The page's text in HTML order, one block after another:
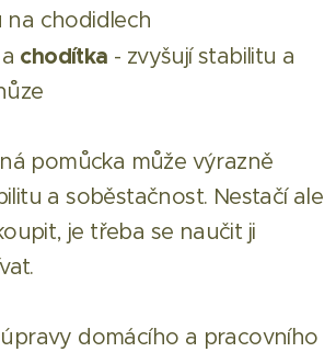
na chodidlech
a chodítka - zvyšují stabilitu a
pomůcka může výrazně
a soběstačnost. Nestačí ale
je třeba se naučit ji
domácího a pracovního